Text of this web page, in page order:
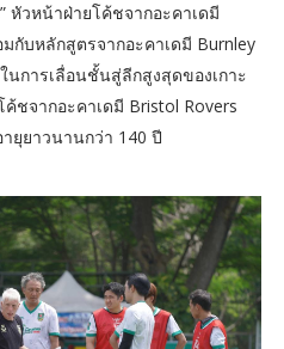
หัวหน้าฝ่ายโค้ชจากอะคาเดมี
มกับหลักสูตรจากอะคาเดมี Burnley
การเลื่อนชั้นสู่ลีกสูงสุดของเกาะ
ชจากอะคาเดมี Bristol Rovers
ยุยาวนานกว่า 140 ปี